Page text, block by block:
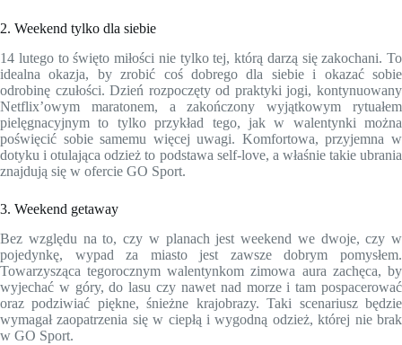
2. Weekend tylko dla siebie
14 lutego to święto miłości nie tylko tej, którą darzą się zakochani. To
idealna okazja, by zrobić coś dobrego dla siebie i okazać sobie
odrobinę czułości. Dzień rozpoczęty od praktyki jogi, kontynuowany
Netflix’owym maratonem, a zakończony wyjątkowym rytuałem
pielęgnacyjnym to tylko przykład tego, jak w walentynki można
poświęcić sobie samemu więcej uwagi. Komfortowa, przyjemna w
dotyku i otulająca odzież to podstawa self-love, a właśnie takie ubrania
znajdują się w ofercie GO Sport.
3. Weekend getaway
Bez względu na to, czy w planach jest weekend we dwoje, czy w
pojedynkę, wypad za miasto jest zawsze dobrym pomysłem.
Towarzysząca tegorocznym walentynkom zimowa aura zachęca, by
wyjechać w góry, do lasu czy nawet nad morze i tam pospacerować
oraz podziwiać piękne, śnieżne krajobrazy. Taki scenariusz będzie
wymagał zaopatrzenia się w ciepłą i wygodną odzież, której nie brak
w GO Sport.